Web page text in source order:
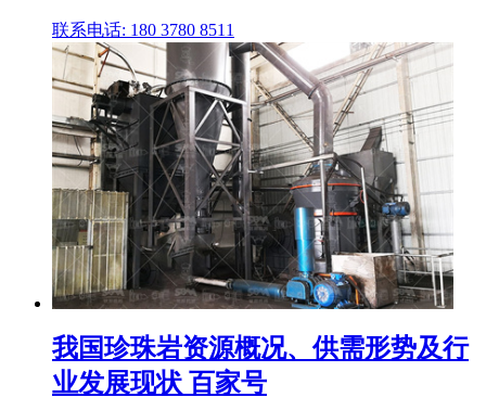
联系电话: 180 3780 8511
我国珍珠岩资源概况、供需形势及行
业发展现状 百家号